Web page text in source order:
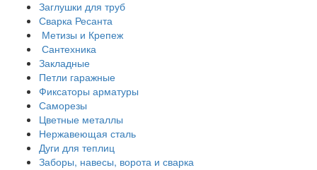
Заглушки для труб
Сварка Ресанта
Метизы и Крепеж
Сантехника
Закладные
Петли гаражные
Фиксаторы арматуры
Саморезы
Цветные металлы
Нержавеющая сталь
Дуги для теплиц
Заборы, навесы, ворота и сварка